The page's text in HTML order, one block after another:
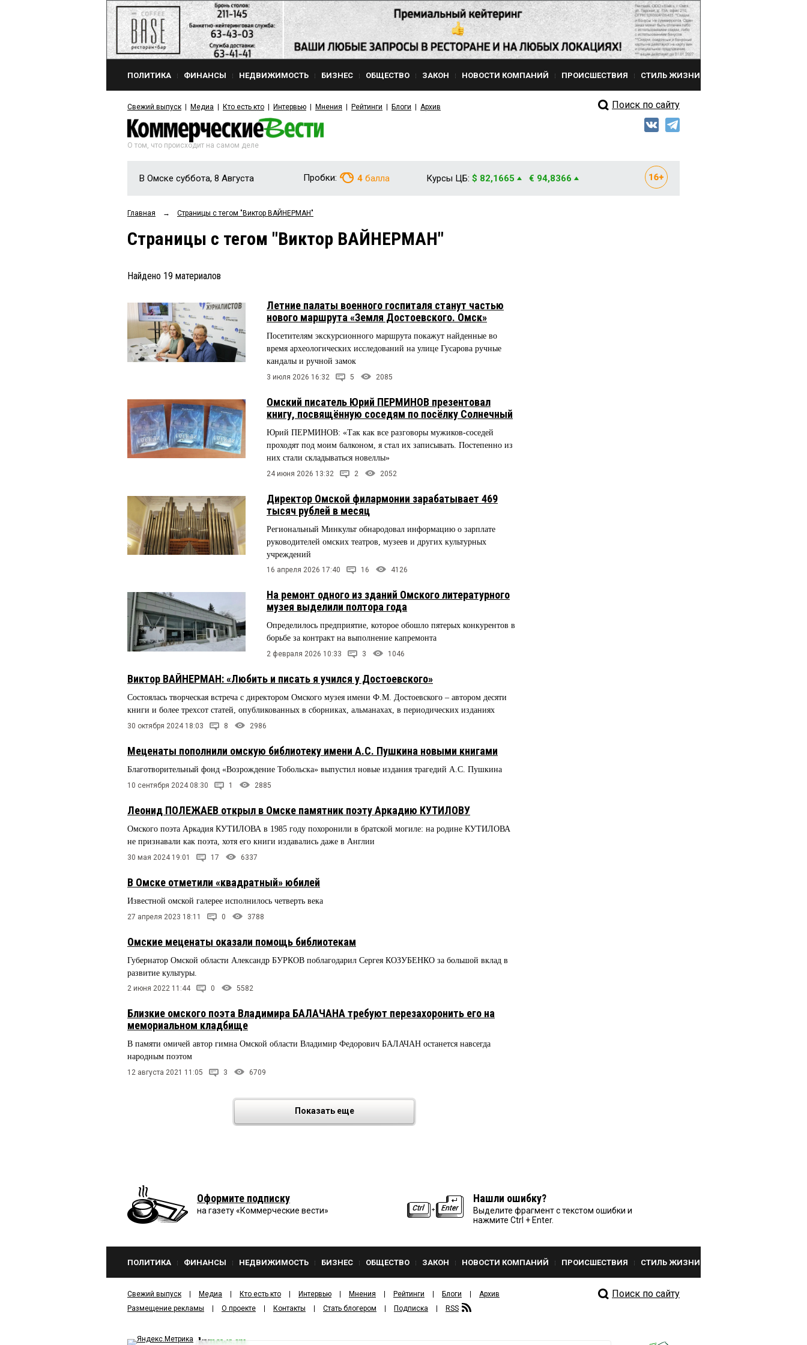
ПОЛИТИКА ФИНАНСЫ НЕДВИЖИМОСТЬ БИЗНЕС ОБЩЕСТВО ЗАКОН НОВОСТИ КОМПАНИЙ ПРОИСШЕСТВИЯ СТИЛЬ ЖИЗНИ
Свежий выпуск Медиа Кто есть кто Интервью Мнения Рейтинги Блоги Архив Поиск по сайту
О том, что происходит на самом деле
В Омске суббота, 8 Августа Пробки: 4 балла Курсы ЦБ: $ 82,1665 € 94,8366
Главная → Страницы c тегом "Виктор ВАЙНЕРМАН"
Страницы c тегом "Виктор ВАЙНЕРМАН"
Найдено 19 материалов
Летние палаты военного госпиталя станут частью
нового маршрута «Земля Достоевского. Омск»
Посетителям экскурсионного маршрута покажут найденные во
время археологических исследований на улице Гусарова ручные
кандалы и ручной замок
3 июля 2026 16:32 5 2085
Омский писатель Юрий ПЕРМИНОВ презентовал
книгу, посвящённую соседям по посёлку Солнечный
Юрий ПЕРМИНОВ: «Так как все разговоры мужиков-соседей
проходят под моим балконом, я стал их записывать. Постепенно из
них стали складываться новеллы»
24 июня 2026 13:32 2 2052
Директор Омской филармонии зарабатывает 469
тысяч рублей в месяц
Региональный Минкульт обнародовал информацию о зарплате
руководителей омских театров, музеев и других культурных
учреждений
16 апреля 2026 17:40 16 4126
На ремонт одного из зданий Омского литературного
музея выделили полтора года
Определилось предприятие, которое обошло пятерых конкурентов в
борьбе за контракт на выполнение капремонта
2 февраля 2026 10:33 3 1046
Виктор ВАЙНЕРМАН: «Любить и писать я учился у Достоевского»
Состоялась творческая встреча с директором Омского музея имени Ф.М. Достоевского – автором десяти
книги и более трехсот статей, опубликованных в сборниках, альманахах, в периодических изданиях
30 октября 2024 18:03 8 2986
Меценаты пополнили омскую библиотеку имени А.С. Пушкина новыми книгами
Благотворительный фонд «Возрождение Тобольска» выпустил новые издания трагедий А.С. Пушкина
10 сентября 2024 08:30 1 2885
Леонид ПОЛЕЖАЕВ открыл в Омске памятник поэту Аркадию КУТИЛОВУ
Омского поэта Аркадия КУТИЛОВА в 1985 году похоронили в братской могиле: на родине КУТИЛОВА
не признавали как поэта, хотя его книги издавались даже в Англии
30 мая 2024 19:01 17 6337
В Омске отметили «квадратный» юбилей
Известной омской галерее исполнилось четверть века
27 апреля 2023 18:11 0 3788
Омские меценаты оказали помощь библиотекам
Губернатор Омской области Александр БУРКОВ поблагодарил Сергея КОЗУБЕНКО за большой вклад в
развитие культуры.
2 июня 2022 11:44 0 5582
Близкие омского поэта Владимира БАЛАЧАНА требуют перезахоронить его на
мемориальном кладбище
В памяти омичей автор гимна Омской области Владимир Федорович БАЛАЧАН останется навсегда
народным поэтом
12 августа 2021 11:05 3 6709
Показать еще
Оформите подписку
на газету «Коммерческие вести»
Нашли ошибку?
Выделите фрагмент с текстом ошибки и
нажмите Ctrl + Enter.
ПОЛИТИКА ФИНАНСЫ НЕДВИЖИМОСТЬ БИЗНЕС ОБЩЕСТВО ЗАКОН НОВОСТИ КОМПАНИЙ ПРОИСШЕСТВИЯ СТИЛЬ ЖИЗНИ
Свежий выпуск Медиа Кто есть кто Интервью Мнения Рейтинги Блоги
Архив
Размещение рекламы
О проекте Контакты Стать блогером Подписка RSS
Поиск по сайту
kvnews.ru